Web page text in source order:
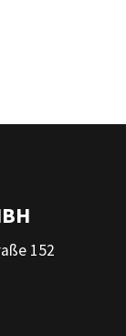
152